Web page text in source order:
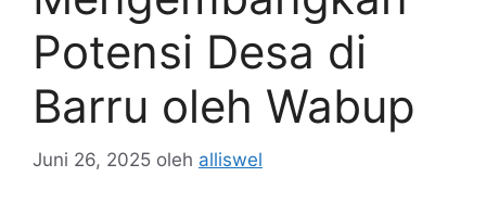
Potensi Desa di
Barru oleh Wabup
Juni 26, 2025 oleh alliswel